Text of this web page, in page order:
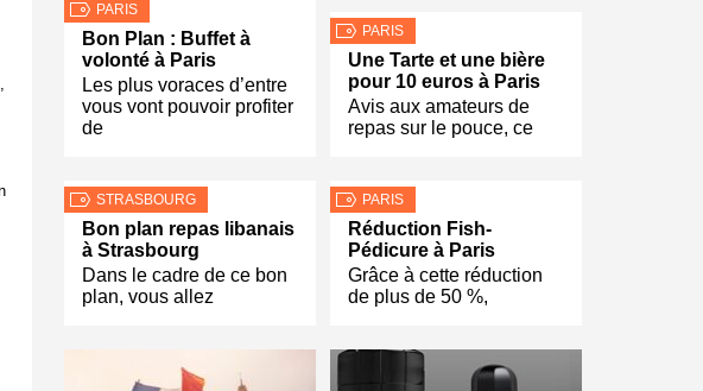
PARIS
Bon Plan : Buffet à
volonté à Paris
Les plus voraces d’entre
vous vont pouvoir profiter
de
STRASBOURG
Bon plan repas libanais
à Strasbourg
Dans le cadre de ce bon
plan, vous allez
PARIS
Une Tarte et une bière
pour 10 euros à Paris
Avis aux amateurs de
repas sur le pouce, ce
PARIS
Réduction Fish-
Pédicure à Paris
Grâce à cette réduction
de plus de 50 %,